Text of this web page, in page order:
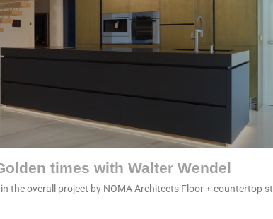
times with Walter Wendel
the overall project by NOMA Architects Floor + countertop